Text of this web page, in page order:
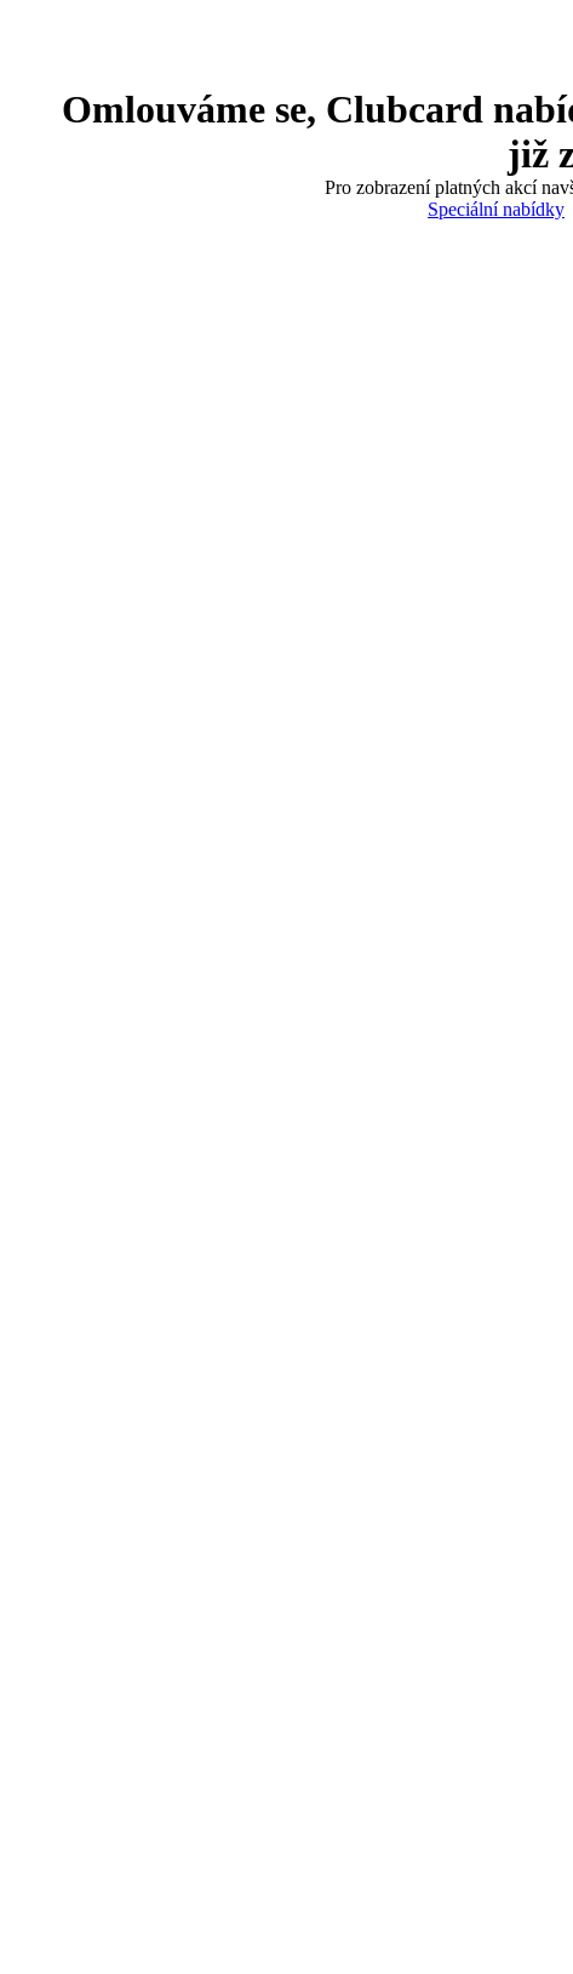
Omlouváme se, Clubcard
již
Pro zobrazení platných akcí
Speciální nabídky